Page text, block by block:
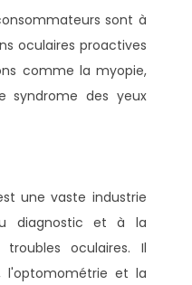
sont à
oculaires proactives
comme la myopie,
syndrome des yeux
une vaste industrie
diagnostic et à la
oculaires. Il
l'optomométrie et la